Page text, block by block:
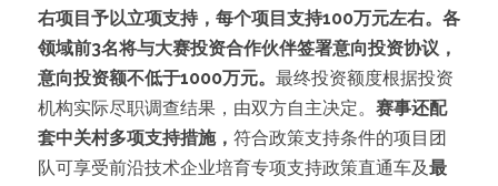
右项目予以立项支持，每个项目支持100万元左右。各
领域前3名将与大赛投资合作伙伴签署意向投资协议，
意向投资额不低于1000万元。 最终投资额度根据投资
机构实际尽职调查结果，由双方自主决定。 赛事还配
套中关村多项支持措施， 符合政策支持条件的项目团
队可享受前沿技术企业培育专项支持政策直通车及最